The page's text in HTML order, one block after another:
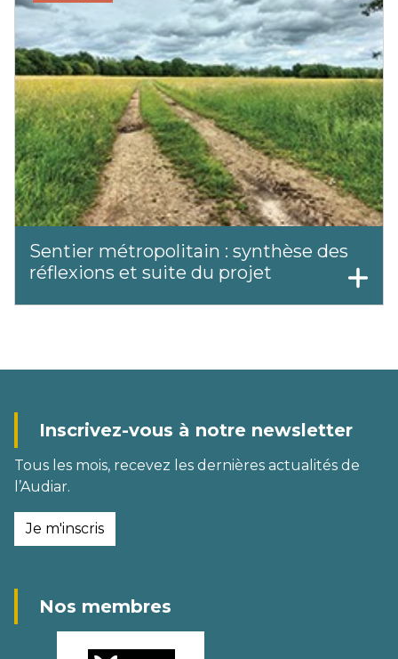
Sentier métropolitain : synthèse des
réflexions et suite du projet
Inscrivez-vous à notre newsletter
Tous les mois, recevez les dernières actualités de
l’Audiar.
Je m'inscris
Nos membres